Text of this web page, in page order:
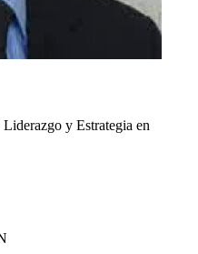
y Estrategia en